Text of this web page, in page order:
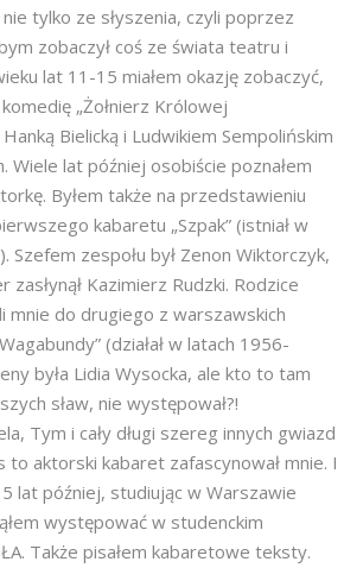
tylko ze słyszenia, czyli poprzez
zobaczył coś ze świata teatru i
lat 11-15 miałem okazję zobaczyć,
„Żołnierz Królowej
Bielicką i Ludwikiem Sempolińskim
Wiele lat później osobiście poznałem
Byłem także na przedstawieniu
kabaretu „Szpak” (istniał w
Szefem zespołu był Zenon Wiktorczyk,
zasłynął Kazimierz Rudzki. Rodzice
mnie do drugiego z warszawskich
(działał w latach 1956-
była Lidia Wysocka, ale kto to tam
sław, nie występował?!
Tym i cały długi szereg innych gwiazd
to aktorski kabaret zafascynował mnie. I
lat później, studiując w Warszawie
występować w studenckim
Także pisałem kabaretowe teksty.